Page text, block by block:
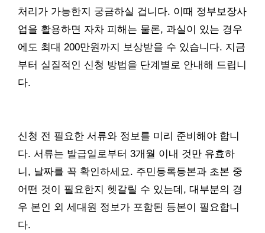
처리가 가능한지 궁금하실 겁니다. 이때 정부보장사
업을 활용하면 자차 피해는 물론, 과실이 있는 경우
에도 최대 200만원까지 보상받을 수 있습니다. 지금
부터 실질적인 신청 방법을 단계별로 안내해 드립니
다.
신청 전 필요한 서류와 정보를 미리 준비해야 합니
다. 서류는 발급일로부터 3개월 이내 것만 유효하
니, 날짜를 꼭 확인하세요. 주민등록등본과 초본 중
어떤 것이 필요한지 헷갈릴 수 있는데, 대부분의 경
우 본인 외 세대원 정보가 포함된 등본이 필요합니
다.